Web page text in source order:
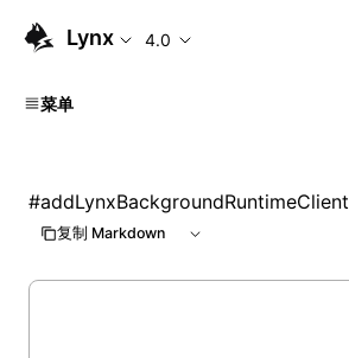
Lynx 4.0
菜单
#addLynxBackgroundRuntimeClient
复制 Markdown